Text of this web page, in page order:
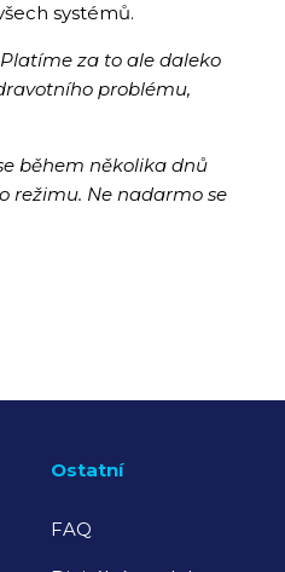
systémů.
Platíme za to ale daleko
problému,
během několika dnů
režimu. Ne nadarmo se
Ostatní
FAQ